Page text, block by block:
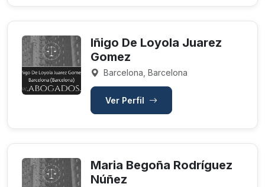
Iñigo De Loyola Juarez
Gomez
Barcelona, Barcelona
Ver Perfil
Maria Begoña Rodríguez
Núñez